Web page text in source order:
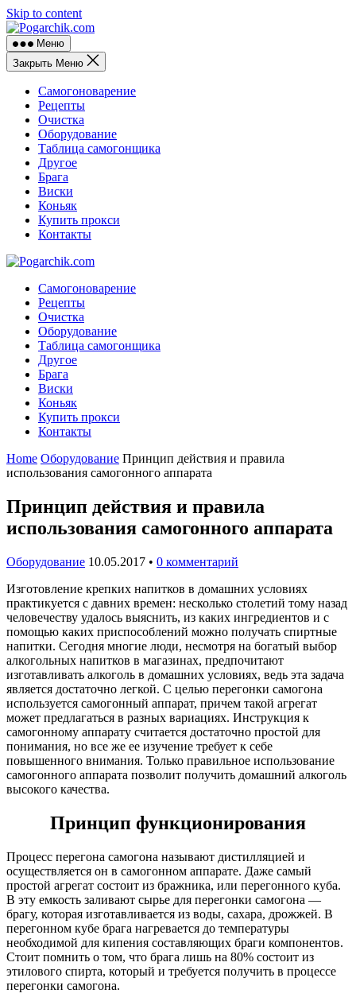
Skip to content
Меню
Закрыть Меню
Самогоноварение
Рецепты
Очистка
Оборудование
Таблица самогонщика
Другое
Брага
Виски
Коньяк
Купить прокси
Контакты
Самогоноварение
Рецепты
Очистка
Оборудование
Таблица самогонщика
Другое
Брага
Виски
Коньяк
Купить прокси
Контакты
Home Оборудование Принцип действия и правила
использования самогонного аппарата
Принцип действия и правила
использования самогонного аппарата
Оборудование 10.05.2017 • 0 комментарий
Изготовление крепких напитков в домашних условиях
практикуется с давних времен: несколько столетий тому назад
человечеству удалось выяснить, из каких ингредиентов и с
помощью каких приспособлений можно получать спиртные
напитки. Сегодня многие люди, несмотря на богатый выбор
алкогольных напитков в магазинах, предпочитают
изготавливать алкоголь в домашних условиях, ведь эта задача
является достаточно легкой. С целью перегонки самогона
используется самогонный аппарат, причем такой агрегат
может предлагаться в разных вариациях. Инструкция к
самогонному аппарату считается достаточно простой для
понимания, но все же ее изучение требует к себе
повышенного внимания. Только правильное использование
самогонного аппарата позволит получить домашний алкоголь
высокого качества.
Принцип функционирования
Процесс перегона самогона называют дистилляцией и
осуществляется он в самогонном аппарате. Даже самый
простой агрегат состоит из бражника, или перегонного куба.
В эту емкость заливают сырье для перегонки самогона —
брагу, которая изготавливается из воды, сахара, дрожжей. В
перегонном кубе брага нагревается до температуры
необходимой для кипения составляющих браги компонентов.
Стоит помнить о том, что брага лишь на 80% состоит из
этилового спирта, который и требуется получить в процессе
перегонки самогона.